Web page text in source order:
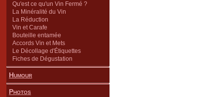
Qu'est ce qu'un Vin Fermé ?
La Minéralité du Vin
La Réduction
Vin et Carafe
Bouteille entamée
Accords Vin et Mets
Le Décollage d'Étiquettes
Fiches de Dégustation
Humour
Photos